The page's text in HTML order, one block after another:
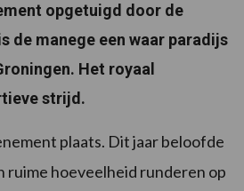
opgetuigd door de
de manege een waar paradijs
Het royaal
strijd.
plaats. Dit jaar beloofde
ruime hoeveelheid runderen op